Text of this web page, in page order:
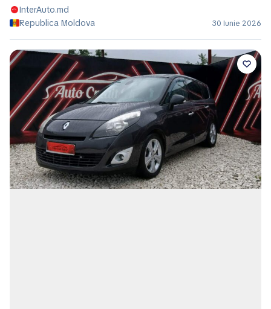
InterAuto.md
Republica Moldova
30 Iunie 2026